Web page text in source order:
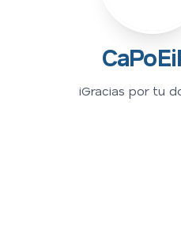
¡Gracias por tu